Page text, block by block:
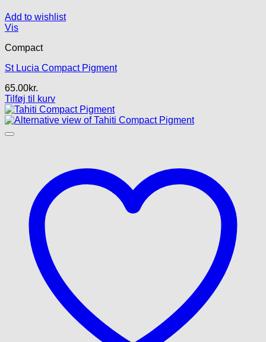
Add to wishlist
Vis
Compact
St Lucia Compact Pigment
65.00kr.
Tilføj til kurv